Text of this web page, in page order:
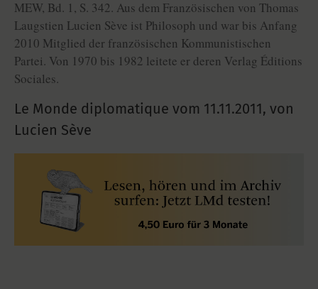
MEW, Bd. 1, S. 342. Aus dem Französischen von Thomas
Laugstien Lucien Sève ist Philosoph und war bis Anfang
2010 Mitglied der französischen Kommunistischen
Partei. Von 1970 bis 1982 leitete er deren Verlag Éditions
Sociales.
Le Monde diplomatique vom 11.11.2011, von
Lucien Sève